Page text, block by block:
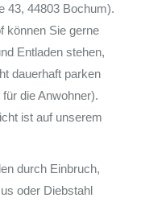
43, 44803 Bochum).
können Sie gerne
Entladen stehen,
dauerhaft parken
die Anwohner).
ist auf unserem
durch Einbruch,
oder Diebstahl